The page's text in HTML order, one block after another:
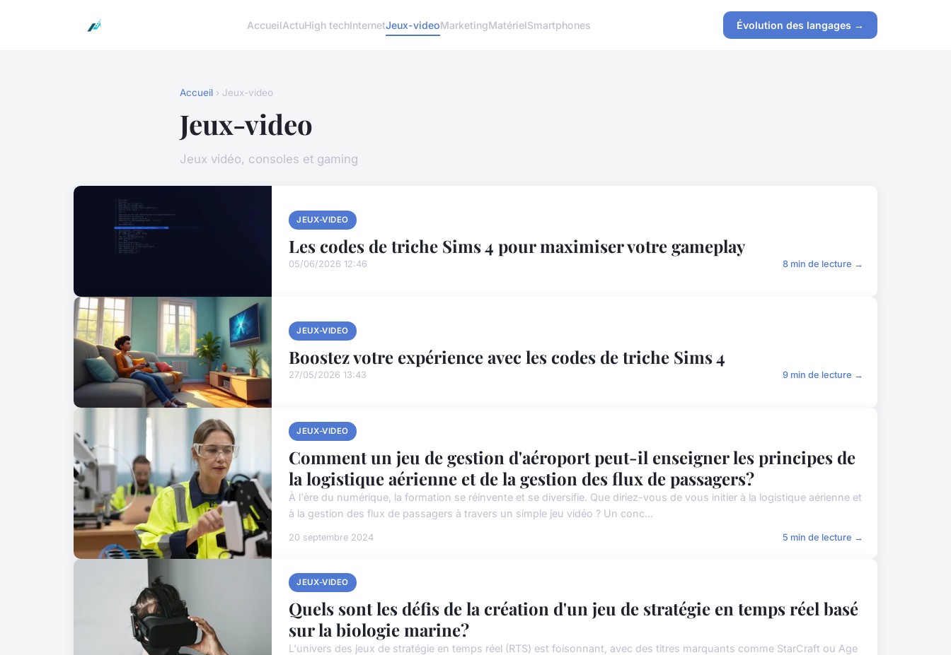
AccueilActuHigh techInternetJeux-videoMarketingMatérielSmartphones Évolution des langages →
Accueil › Jeux-video
Jeux-video
Jeux vidéo, consoles et gaming
JEUX-VIDEO
Les codes de triche Sims 4 pour maximiser votre gameplay
05/06/2026 12:46 8 min de lecture →
JEUX-VIDEO
Boostez votre expérience avec les codes de triche Sims 4
27/05/2026 13:43 9 min de lecture →
JEUX-VIDEO
Comment un jeu de gestion d'aéroport peut-il enseigner les principes de
la logistique aérienne et de la gestion des flux de passagers?
À l'ère du numérique, la formation se réinvente et se diversifie. Que diriez-vous de vous initier à la logistique aérienne et
à la gestion des flux de passagers à travers un simple jeu vidéo ? Un conc...
20 septembre 2024 5 min de lecture →
JEUX-VIDEO
Quels sont les défis de la création d'un jeu de stratégie en temps réel basé
sur la biologie marine?
L'univers des jeux de stratégie en temps réel (RTS) est foisonnant, avec des titres marquants comme StarCraft ou Age